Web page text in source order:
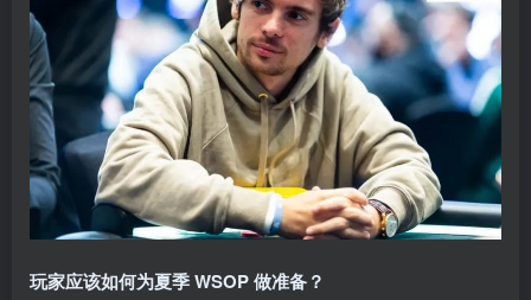
玩家应该如何为夏季 WSOP 做准备？